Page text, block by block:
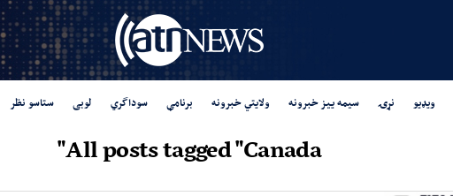
ویډیو نړۍ سیمه ییز خبرونه ولایتي خبرونه برنامې سوداگري لوبی ستاسو نظر
All posts tagged "Canada"